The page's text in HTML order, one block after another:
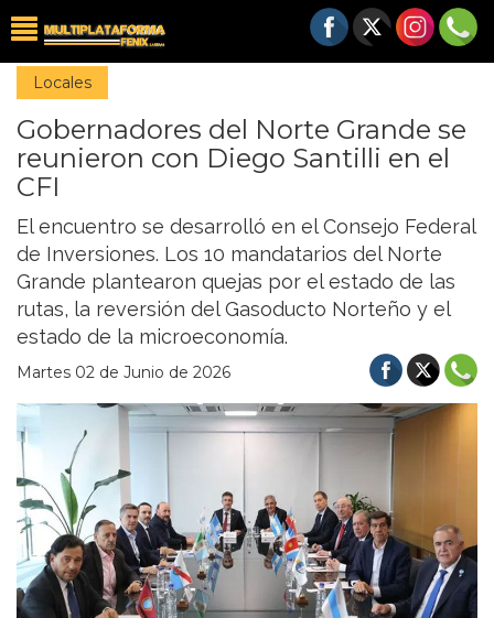
Locales
Gobernadores del Norte Grande se
reunieron con Diego Santilli en el
CFI
El encuentro se desarrolló en el Consejo Federal
de Inversiones. Los 10 mandatarios del Norte
Grande plantearon quejas por el estado de las
rutas, la reversión del Gasoducto Norteño y el
estado de la microeconomía.
Martes 02 de Junio de 2026